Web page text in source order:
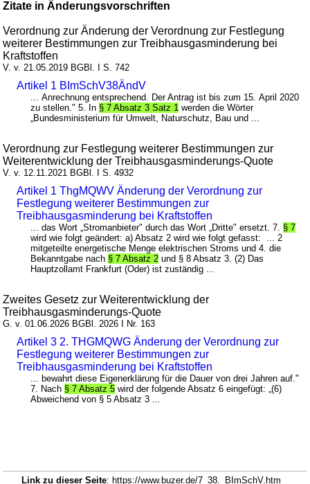
Zitate in Änderungsvorschriften
Verordnung zur Änderung der Verordnung zur Festlegung
weiterer Bestimmungen zur Treibhausgasminderung bei
Kraftstoffen
V. v. 21.05.2019 BGBl. I S. 742
Artikel 1 BImSchV38ÄndV
... Anrechnung entsprechend. Der Antrag ist bis zum 15. April 2020
zu stellen." 5. In § 7 Absatz 3 Satz 1 werden die Wörter
„Bundesministerium für Umwelt, Naturschutz, Bau und ...
Verordnung zur Festlegung weiterer Bestimmungen zur
Weiterentwicklung der Treibhausgasminderungs-Quote
V. v. 12.11.2021 BGBl. I S. 4932
Artikel 1 ThgMQWV Änderung der Verordnung zur
Festlegung weiterer Bestimmungen zur
Treibhausgasminderung bei Kraftstoffen
... das Wort „Stromanbieter" durch das Wort „Dritte" ersetzt. 7. § 7
wird wie folgt geändert: a) Absatz 2 wird wie folgt gefasst: ... 2
mitgeteilte energetische Menge elektrischen Stroms und 4. die
Bekanntgabe nach § 7 Absatz 2 und § 8 Absatz 3. (2) Das
Hauptzollamt Frankfurt (Oder) ist zuständig ...
Zweites Gesetz zur Weiterentwicklung der
Treibhausgasminderungs-Quote
G. v. 01.06.2026 BGBl. 2026 I Nr. 163
Artikel 3 2. THGMQWG Änderung der Verordnung zur
Festlegung weiterer Bestimmungen zur
Treibhausgasminderung bei Kraftstoffen
... bewahrt diese Eigenerklärung für die Dauer von drei Jahren auf."
7. Nach § 7 Absatz 5 wird der folgende Absatz 6 eingefügt: „(6)
Abweichend von § 5 Absatz 3 ...
Link zu dieser Seite: https://www.buzer.de/7_38._BImSchV.htm